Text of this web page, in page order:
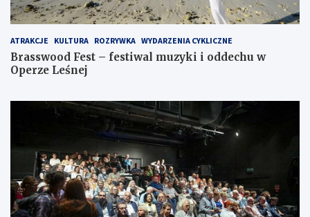
ATRAKCJE KULTURA ROZRYWKA WYDARZENIA CYKLICZNE
Brasswood Fest – festiwal muzyki i oddechu w
Operze Leśnej